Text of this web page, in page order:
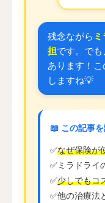
残念ながら
担です。でも
あります！
しますね💡
📖 この記事
✅なぜ保険が
✅ミラドライ
✅少しでもコ
✅他の治療法